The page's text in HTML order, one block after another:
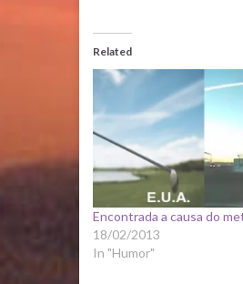
Related
Encontrada a causa do
18/02/2013
In "Humor"